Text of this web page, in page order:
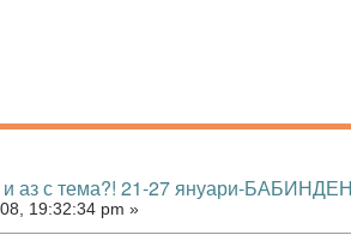
аз с тема?! 21-27 януари-
19:32:34 pm »